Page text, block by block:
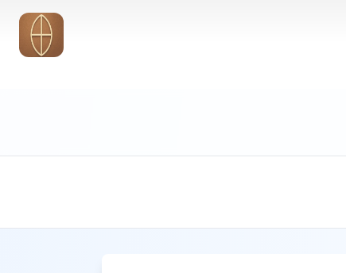
Vai al contenuto principale